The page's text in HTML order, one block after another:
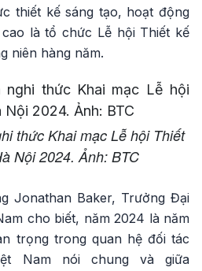
thiết kế sáng tạo, hoạt động
là tổ chức Lễ hội Thiết kế
niên hàng năm.
thức Khai mạc Lễ hội Thiết
Nội 2024. Ảnh: BTC
Jonathan Baker, Trưởng Đại
cho biết, năm 2024 là năm
trọng trong quan hệ đối tác
Nam nói chung và giữa